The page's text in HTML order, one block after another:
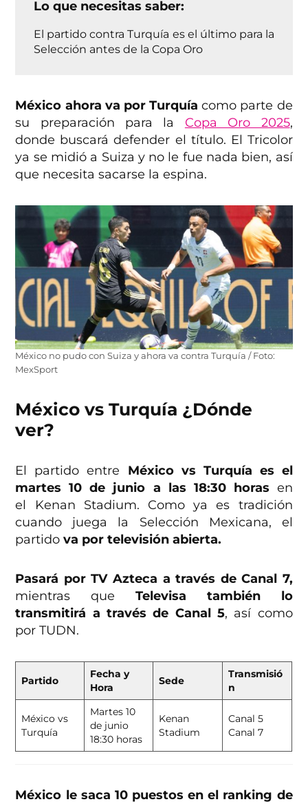
Lo que necesitas saber:
El partido contra Turquía es el último para la
Selección antes de la Copa Oro
México ahora va por Turquíacomo parte de
su preparación para la Copa Oro 2025,
donde buscará defender el título. El Tricolor
ya se midió a Suiza y no le fue nada bien, así
que necesita sacarse la espina.
México no pudo con Suiza y ahora va contra Turquía / Foto:
MexSport
México vs Turquía ¿Dónde
ver?
El partido entre México vs Turquía es el
martes 10 de junio a las 18:30 horas en
el Kenan Stadium. Como ya es tradición
cuando juega la Selección Mexicana, el
partidova por televisión abierta.
Pasará por TV Azteca a través de Canal 7,
mientras que Televisa también lo
transmitirá a través de Canal 5, así como
por TUDN.
Partido
Fecha y
Hora
Sede
Transmisió
n
México vs
Turquía
Martes 10
de junio
18:30 horas
Kenan
Stadium
Canal 5
Canal 7
México le saca 10 puestos en el ranking de